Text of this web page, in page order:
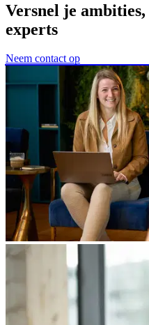
Versnel je ambities,
experts
Neem contact op